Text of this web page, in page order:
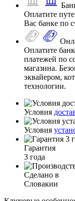
Оплатите
Вас банке по
Оплатите
платежей по
магазина.
эквайером,
технологии.
Условия
Условия
Гарантия
3 года
Сделано в
Словакии